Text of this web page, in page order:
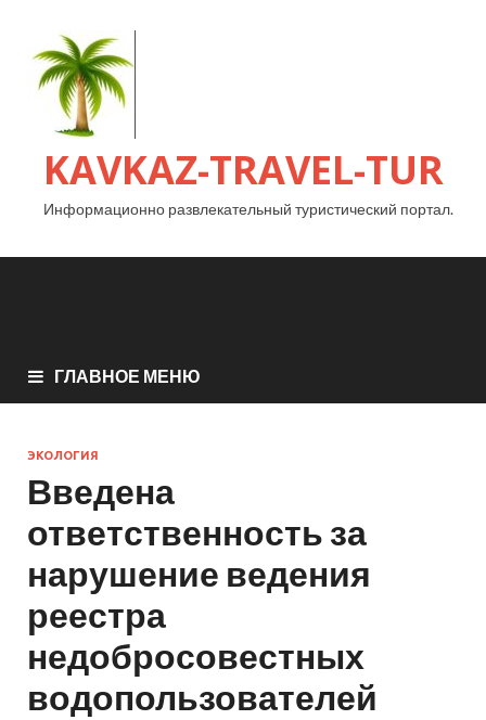
KAVKAZ-TRAVEL-TUR
Информационно развлекательный туристический портал.
ГЛАВНОЕ МЕНЮ
ЭКОЛОГИЯ
Введена
ответственность за
нарушение ведения
реестра
недобросовестных
водопользователей